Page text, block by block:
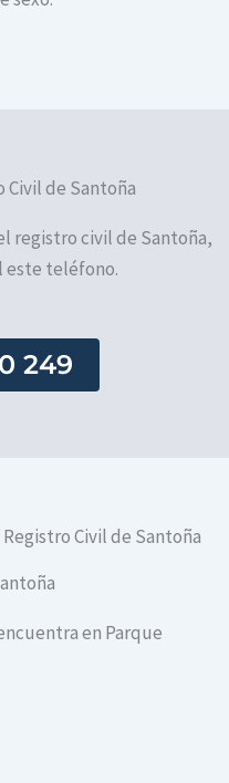
Civil de Santoña
registro civil de Santoña,
este teléfono.
249
Civil de Santoña
en Parque